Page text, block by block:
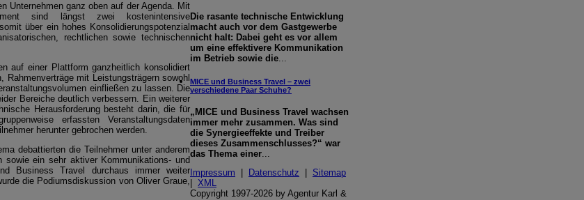
Unternehmen ganz oben auf der Agenda. Mit
sind längst zwei kostenintensive
über ein hohes Konsolidierungspotenzial
rechtlichen sowie technischen
auf einer Plattform ganzheitlich konsolidiert
mit Leistungsträgern sowohl
einfließen zu lassen. Die
Bereiche deutlich verbessern. Ein weiterer
Herausforderung besteht darin, die für
erfassten Veranstaltungsdaten
herunter gebrochen werden.
debattierten die Teilnehmer unter anderem
sowie ein sehr aktiver Kommunikations- und
Business Travel durchaus immer weiter
die Podiumsdiskussion von Oliver Graue,
Die rasante technische Entwicklung
macht auch vor dem Gastgewerbe
nicht halt: Dabei geht es vor allem
um eine effektivere Kommunikation
im Betrieb sowie die...
MICE und Business Travel – zwei
verschiedene Paar Schuhe?
„MICE und Business Travel wachsen
immer mehr zusammen. Was sind
die Synergieeffekte und Treiber
dieses Zusammenschlusses?“ war
das Thema einer
Impressum
Datenschutz
Sitemap
XML
Copyright 1997-2026 by Agentur Karl &